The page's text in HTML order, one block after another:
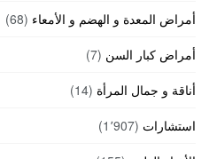
أمراض المعدة و الهضم و الأمعاء (68)
أمراض كبار السن (7)
أناقة و جمال المرأة (14)
استشارات (1٬907)